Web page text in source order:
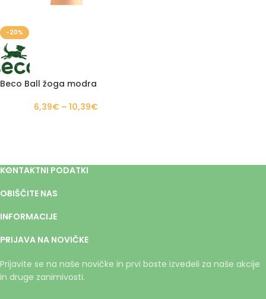
-20%
Beco Ball žoga modra
6,39€ – 10,39€
KONTAKTNI PODATKI
OBIŠČITE NAS
INFORMACIJE
PRIJAVA NA NOVIČKE
Prijavite se na naše novičke in prvi boste izvedeli za naše akcije
in druge zanimivosti.